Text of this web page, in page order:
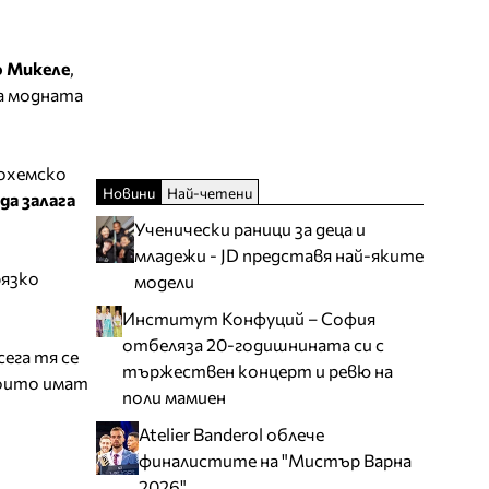
Микеле
модната
залага
тя се
имат
Новини Най-четени
Ученически раници за деца и
младежи - JD представя най-яките
модели
Институт Конфуций – София
отбеляза 20-годишнината си с
тържествен концерт и ревю на
поли мамиен
Atelier Banderol облече
финалистите на "Мистър Варна